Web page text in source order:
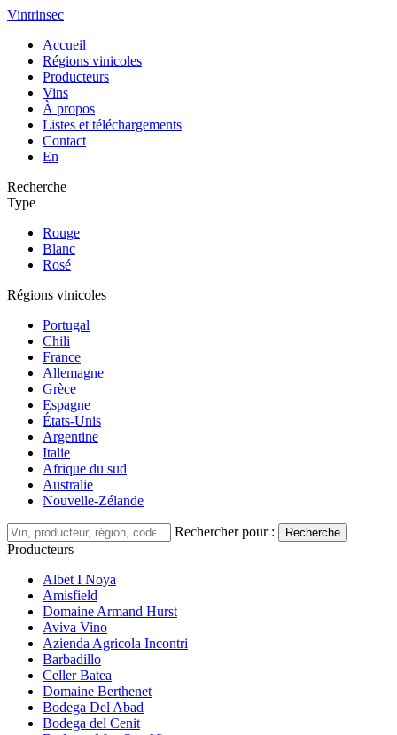
Vintrinsec
Accueil
Régions vinicoles
Producteurs
Vins
À propos
Listes et téléchargements
Contact
En
Recherche
Type
Rouge
Blanc
Rosé
Régions vinicoles
Portugal
Chili
France
Allemagne
Grèce
Espagne
États-Unis
Argentine
Italie
Afrique du sud
Australie
Nouvelle-Zélande
Rechercher pour : Recherche
Producteurs
Albet I Noya
Amisfield
Domaine Armand Hurst
Aviva Vino
Azienda Agricola Incontri
Barbadillo
Celler Batea
Domaine Berthenet
Bodega Del Abad
Bodega del Cenit